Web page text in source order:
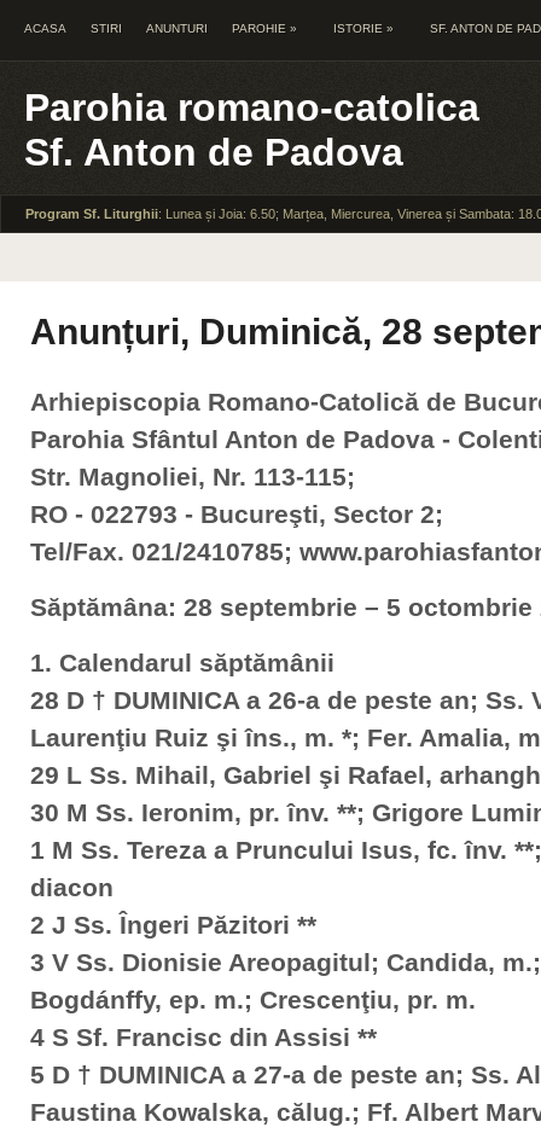
ACASA STIRI ANUNTURI PAROHIE » ISTORIE » SF. ANTON DE
Parohia romano-catolica
Sf. Anton de Padova
Program Sf. Liturghii: Lunea și Joia: 6.50; Marțea, Miercurea, Vinerea și Sambata:
Anunțuri, Duminică, 28
Arhiepiscopia Romano-Catolică de
Parohia Sfântul Anton de Padova -
Str. Magnoliei, Nr. 113-115;
RO - 022793 - Bucureşti, Sector 2;
Tel/Fax. 021/2410785;
Săptămâna: 28 septembrie – 5 octombrie
1. Calendarul săptămânii
28 D † DUMINICA a 26-a de peste an; Ss.
Laurenţiu Ruiz şi îns., m. *; Fer. Amalia,
29 L Ss. Mihail, Gabriel şi Rafael,
30 M Ss. Ieronim, pr. înv. **; Grigore
1 M Ss. Tereza a Pruncului Isus, fc. înv.
diacon
2 J Ss. Îngeri Păzitori **
3 V Ss. Dionisie Areopagitul; Candida,
Bogdánffy, ep. m.; Crescenţiu, pr. m.
4 S Sf. Francisc din Assisi **
5 D † DUMINICA a 27-a de peste an; Ss.
Faustina Kowalska, călug.; Ff. Albert